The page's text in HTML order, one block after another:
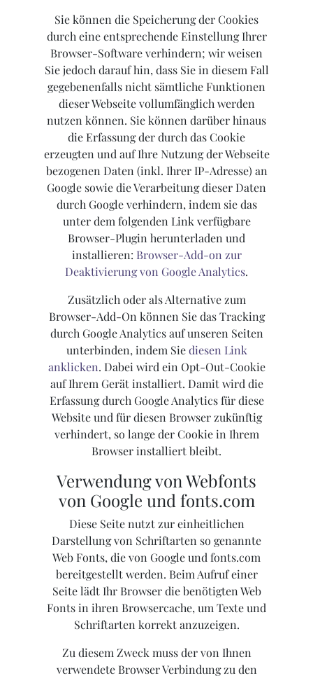
Sie können die Speicherung der Cookies
durch eine entsprechende Einstellung Ihrer
Browser-Software verhindern; wir weisen
Sie jedoch darauf hin, dass Sie in diesem Fall
gegebenenfalls nicht sämtliche Funktionen
dieser Webseite vollumfänglich werden
nutzen können. Sie können darüber hinaus
die Erfassung der durch das Cookie
erzeugten und auf Ihre Nutzung der Webseite
bezogenen Daten (inkl. Ihrer IP-Adresse) an
Google sowie die Verarbeitung dieser Daten
durch Google verhindern, indem sie das
unter dem folgenden Link verfügbare
Browser-Plugin herunterladen und
installieren: Browser-Add-on zur
Deaktivierung von Google Analytics.
Zusätzlich oder als Alternative zum
Browser-Add-On können Sie das Tracking
durch Google Analytics auf unseren Seiten
unterbinden, indem Siediesen Link
anklicken. Dabei wird ein Opt-Out-Cookie
auf Ihrem Gerät installiert. Damit wird die
Erfassung durch Google Analytics für diese
Website und für diesen Browser zukünftig
verhindert, so lange der Cookie in Ihrem
Browser installiert bleibt.
Verwendung von Webfonts
von Google und fonts.com
Diese Seite nutzt zur einheitlichen
Darstellung von Schriftarten so genannte
Web Fonts, die von Google und fonts.com
bereitgestellt werden. Beim Aufruf einer
Seite lädt Ihr Browser die benötigten Web
Fonts in ihren Browsercache, um Texte und
Schriftarten korrekt anzuzeigen.
Zu diesem Zweck muss der von Ihnen
verwendete Browser Verbindung zu den